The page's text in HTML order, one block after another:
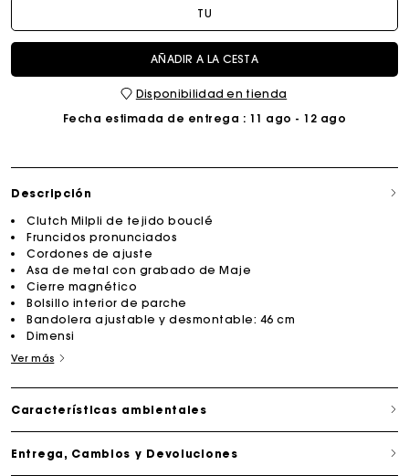
TU
AÑADIR A LA CESTA
Disponibilidad en tienda
Fecha estimada de entrega : 11 ago - 12 ago
Descripción
Clutch Milpli de tejido bouclé
Fruncidos pronunciados
Cordones de ajuste
Asa de metal con grabado de Maje
Cierre magnético
Bolsillo interior de parche
Bandolera ajustable y desmontable: 46 cm
Dimensi
Ver más
Características ambientales
Entrega, Cambios y Devoluciones